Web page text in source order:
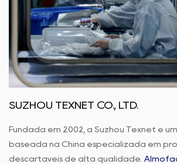
SUZHOU TEXNET CO., LTD.
Fundada em 2002, a Suzhou Texnet é
baseada na China especializada em
descartáveis de alta qualidade.